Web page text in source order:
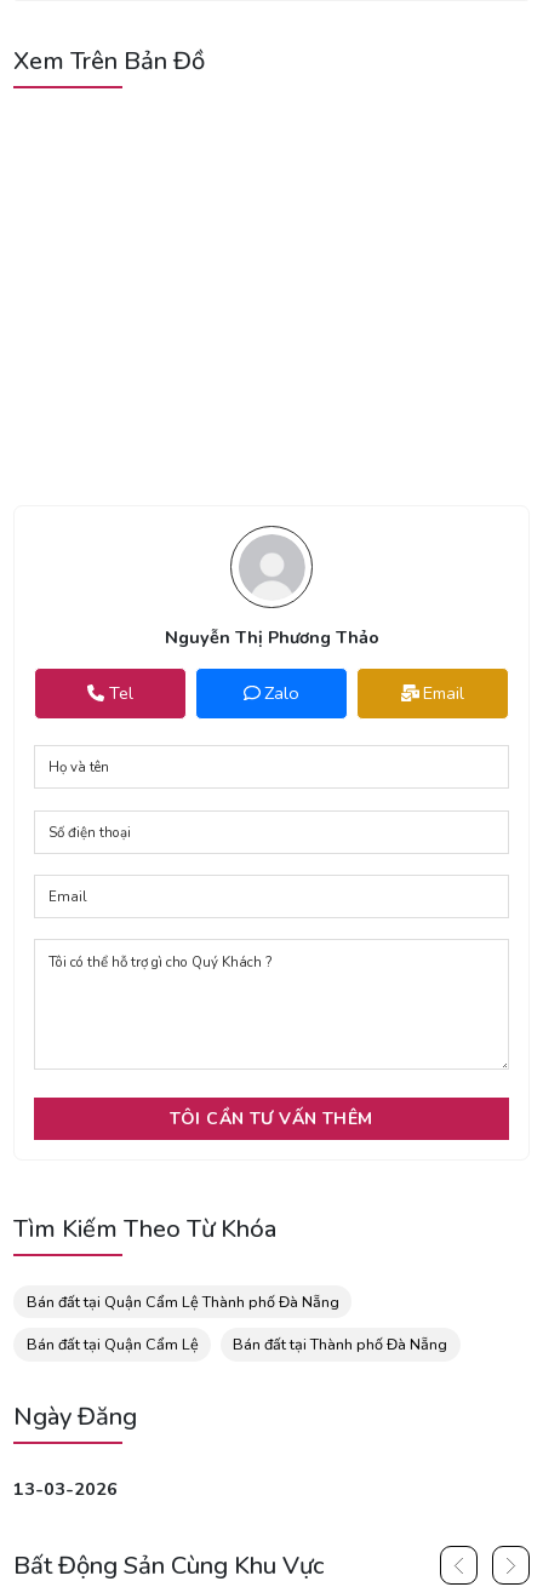
Xem Trên Bản Đồ
Nguyễn Thị Phương Thảo
Tel Zalo Email
Tìm Kiếm Theo Từ Khóa
Bán đất tại Quận Cẩm Lệ Thành phố Đà Nẵng
Bán đất tại Quận Cẩm Lệ Bán đất tại Thành phố Đà Nẵng
Ngày Đăng
13-03-2026
Bất Động Sản Cùng Khu Vực